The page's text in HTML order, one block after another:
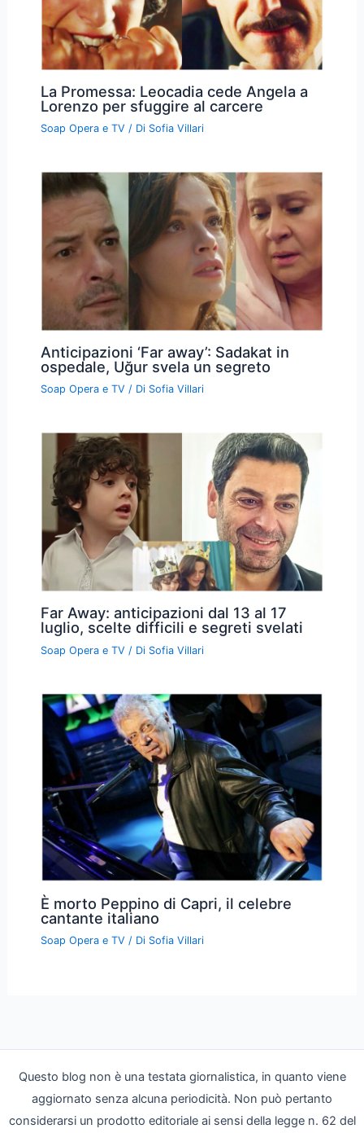
La Promessa: Leocadia cede Angela a
Lorenzo per sfuggire al carcere
Soap Opera e TV / Di Sofia Villari
Anticipazioni ‘Far away’: Sadakat in
ospedale, Uğur svela un segreto
Soap Opera e TV / Di Sofia Villari
Far Away: anticipazioni dal 13 al 17
luglio, scelte difficili e segreti svelati
Soap Opera e TV / Di Sofia Villari
È morto Peppino di Capri, il celebre
cantante italiano
Soap Opera e TV / Di Sofia Villari
Questo blog non è una testata giornalistica, in quanto viene
aggiornato senza alcuna periodicità. Non può pertanto
considerarsi un prodotto editoriale ai sensi della legge n. 62 del